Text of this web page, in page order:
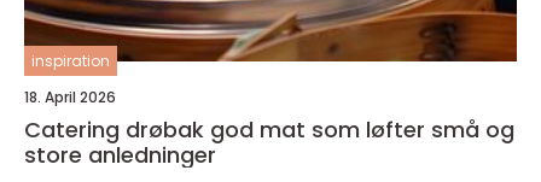
inspiration
18. April 2026
Catering drøbak god mat som løfter små og
store anledninger